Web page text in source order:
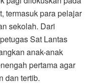
termasuk para pelajar
sekolah. Dari
Sat Lantas
anak-anak
pertama agar
dan tertib.